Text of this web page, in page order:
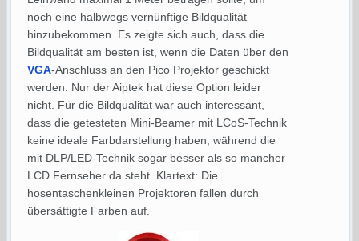
noch eine halbwegs vernünftige Bildqualität
hinzubekommen. Es zeigte sich auch, dass die
Bildqualität am besten ist, wenn die Daten über den
VGA-Anschluss an den Pico Projektor geschickt
werden. Nur der Aiptek hat diese Option leider
nicht. Für die Bildqualität war auch interessant,
dass die getesteten Mini-Beamer mit LCoS-Technik
keine ideale Farbdarstellung haben, während die
mit DLP/LED-Technik sogar besser als so mancher
LCD Fernseher da steht. Klartext: Die
hosentaschenkleinen Projektoren fallen durch
übersättigte Farben auf.